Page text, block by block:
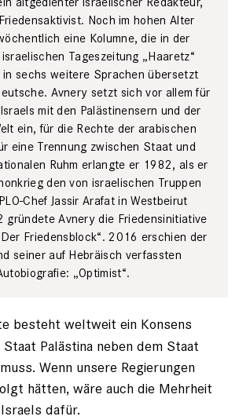
Noch im ­hohen Alter
eine Kolumne, die in der
Tageszeitung „Haaretz“
sechs weitere Sprachen übersetzt
Avnery setzt sich vor allem für
mit den Palästinensern und der
ein, für die Rechte der arabi­schen
eine Trennung zwischen Staat und
Ruhm erlangte er 1982, als er
den von israelischen Truppen
Chef Jassir Arafat in Westbeirut
gründete Avnery die Friedensinitiative
Friedensblock“. 2016 erschien der
seiner auf Hebräisch verfassten
„Optimist“.
besteht weltweit ein Konsens
Palästina neben dem Staat
Wenn unsere Regierungen
hätten, wäre auch die Mehrheit
dafür.